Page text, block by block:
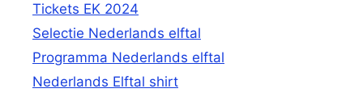
Tickets EK 2024
Selectie Nederlands elftal
Programma Nederlands elftal
Nederlands Elftal shirt